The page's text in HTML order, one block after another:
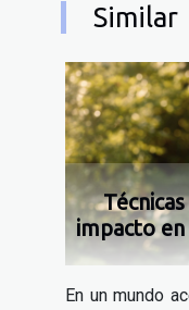
Similar
impacto
En un mundo